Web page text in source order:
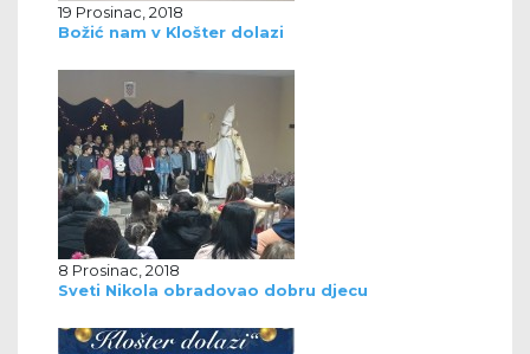
19 Prosinac, 2018
Božić nam v Klošter dolazi
8 Prosinac, 2018
Sveti Nikola obradovao dobru djecu